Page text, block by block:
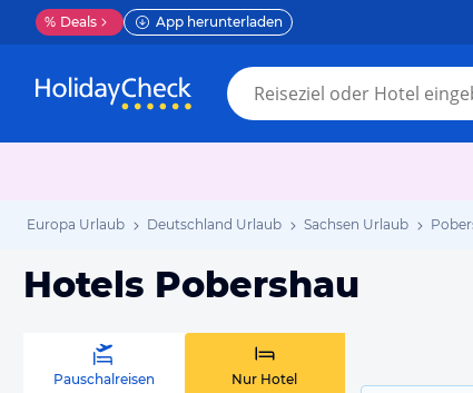
% Deals App herunterladen
Europa Urlaub Deutschland Urlaub Sachsen Urlaub
Hotels Pobershau
Pauschalreisen Nur Hotel